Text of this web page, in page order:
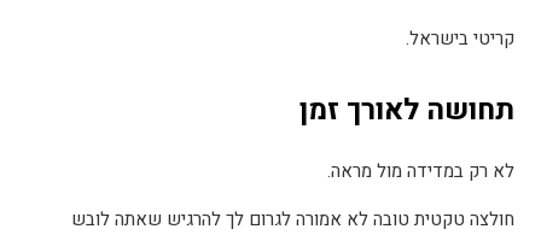
קריטי בישראל.
תחושה לאורך זמן
לא רק במדידה מול מראה.
חולצה טקטית טובה לא אמורה לגרום לך להרגיש שאתה לובש